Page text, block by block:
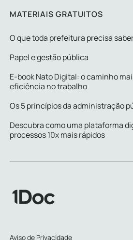
MATERIAIS GRATUITOS
O que toda prefeitura precisa
Papel e gestão pública
E-book Nato Digital: o caminho
eficiência no trabalho
Os 5 princípios da administração
Descubra como uma plataforma
processos 10x mais rápidos
Aviso de Privacidade